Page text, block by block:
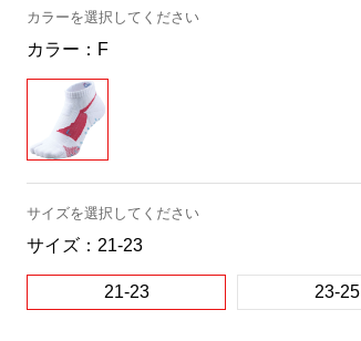
カラーを選択してください
カラー： F
サイズを選択してください
サイズ： 21-23
21-23 23-25